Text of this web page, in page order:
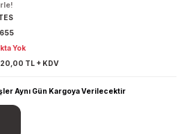
Yok
TL + KDV
Aynı Gün Kargoya Verilecektir